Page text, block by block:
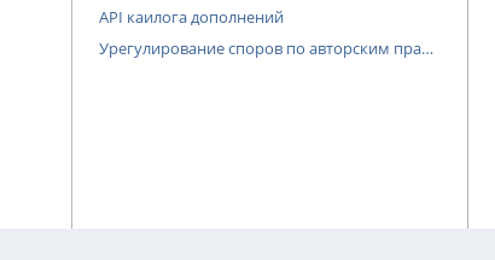
API каилога дополнений
Урегулирование споров по авторским правам